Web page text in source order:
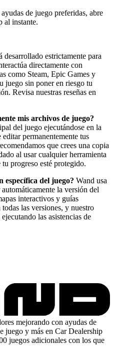
de juego preferidas, abre
al instante.
desarrollado estrictamente para
directamente con
como Steam, Epic Games y
juego sin poner en riesgo tu
Revisa nuestras reseñas en
mis archivos de juego?
del juego ejecutándose en la
permanentemente tus
que crees una copia
al usar cualquier herramienta
tu progreso esté protegido.
específica del juego? Wand usa
la versión del
interactivos y guías
las versiones, y nuestro
las asistencias de
mejorando con ayudas de
juego y más en Car Dealership
juegos adicionales con los que